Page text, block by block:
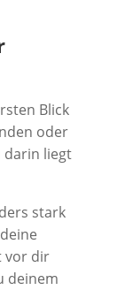
Blick
oder
darin liegt
stark
vor dir
deinem